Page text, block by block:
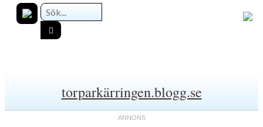
torparkärringen.blogg.se